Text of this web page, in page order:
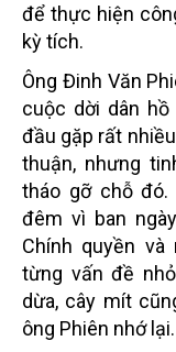
để thực hiện
kỳ tích.
Ông Đinh Văn
cuộc dời dân
đầu gặp rất
thuận, nhưng
tháo gỡ chỗ đó.
đêm vì ban
Chính quyền
từng vấn đề
dừa, cây mít
ông Phiên nhớ lại.